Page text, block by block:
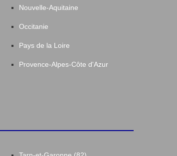
Nouvelle-Aquitaine
Occitanie
Pays de la Loire
Provence-Alpes-Côte d'Azur